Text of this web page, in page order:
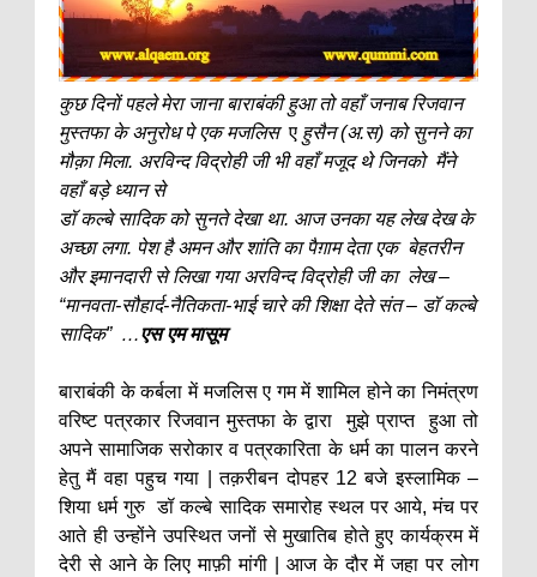
कुछ दिनों पहले मेरा जाना बाराबंकी हुआ तो वहाँ जनाब रिजवान
मुस्तफा के अनुरोध पे एक मजलिसए हुसैन (अ.स) को सुनने का
मौक़ा मिला. अरविन्द विद्रोही जी भी वहाँ मजूद थे जिनको मैंने
वहाँ बड़े ध्यान से
डॉ कल्बे सादिक को सुनते देखा था. आज उनका यह लेख देख के
अच्छा लगा. पेश है अमन और शांति का पैग़ाम देता एक बेहतरीन
और इमानदारी से लिखा गया अरविन्द विद्रोही जी का लेख –
“मानवता-सौहार्द-नैतिकता-भाई चारे की शिक्षा देते संत – डॉ कल्बे
सादिक” …एस एम मासूम
बाराबंकी के कर्बला में मजलिस ए गम में शामिल होने का निमंत्रण
वरिष्ट पत्रकार रिजवान मुस्तफा के द्वारा मुझे प्राप्त हुआ तो
अपने सामाजिक सरोकार व पत्रकारिता के धर्म का पालन करने
हेतु मैं वहा पहुच गया | तक़रीबन दोपहर 12 बजे इस्लामिक –
शिया धर्म गुरु डॉ कल्बे सादिक समारोह स्थल पर आये, मंच पर
आते ही उन्होंने उपस्थित जनों से मुखातिब होते हुए कार्यक्रम में
देरी से आने के लिए माफ़ी मांगी | आज के दौर में जहा पर लोग